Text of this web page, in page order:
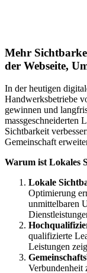
Mehr
der Webseite,
In der heutigen
Handwerksbetriebe
gewinnen und
massgeschneiderten
Sichtbarkeit
Gemeinschaft
Warum ist Lokales
Lokale
Optimierung
unmittelbaren
qualifizierte
Leistungen
Verbundenheit